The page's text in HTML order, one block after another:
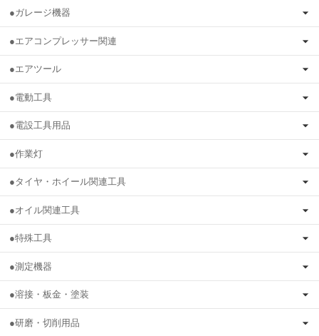
●ガレージ機器
●エアコンプレッサー関連
●エアツール
●電動工具
●電設工具用品
●作業灯
●タイヤ・ホイール関連工具
●オイル関連工具
●特殊工具
●測定機器
●溶接・板金・塗装
●研磨・切削用品